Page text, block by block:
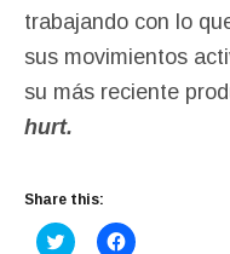
trabajando con lo
sus movimientos
su más reciente
hurt.
Share this:
C C